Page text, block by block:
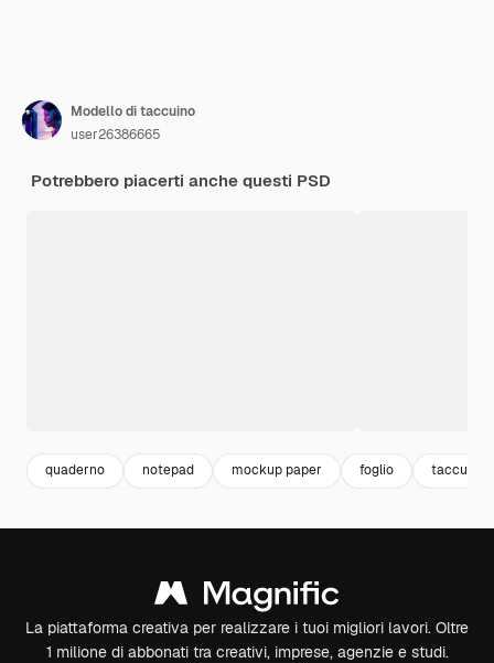
Modello di taccuino
user26386665
Potrebbero piacerti anche questi PSD
quaderno notepad mockup paper foglio taccuino
La piattaforma creativa per realizzare i tuoi migliori lavori. Oltre
1 milione di abbonati tra creativi, imprese, agenzie e studi.